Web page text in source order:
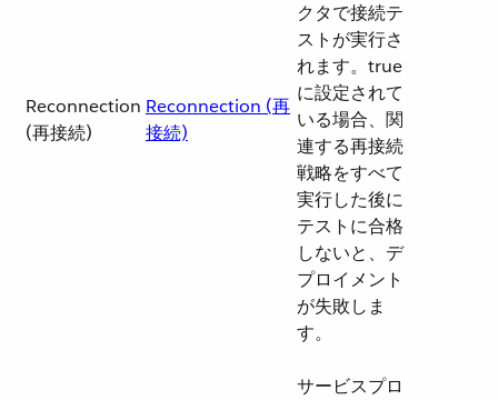
Reconnection
(再接続)
Reconnection (再
接続)
クタで接続テ
ストが実行さ
れます。true
に設定されて
いる場合、関
連する再接続
戦略をすべて
実行した後に
テストに合格
しないと、デ
プロイメント
が失敗しま
す。
サービスプロ